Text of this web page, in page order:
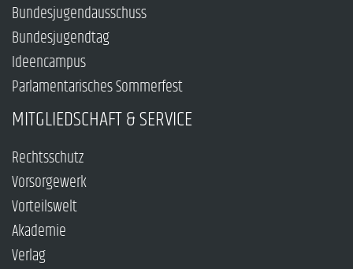
Bundesjugendausschuss
Bundesjugendtag
Ideencampus
Parlamentarisches Sommerfest
MITGLIEDSCHAFT & SERVICE
Rechtsschutz
Vorsorgewerk
Vorteilswelt
Akademie
Verlag